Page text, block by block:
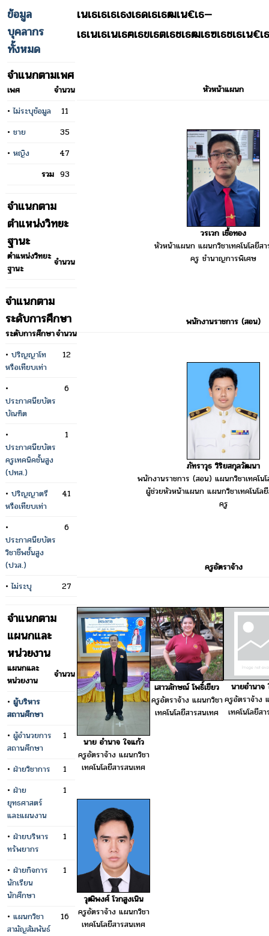
ข้อมูล
บุคลากร
ทั้งหมด
จำแนกตามเพศ
เพศ
จำนวน
•ไม่ระบุข้อมูล
11
• ชาย
35
• หญิง
47
รวม 93
จำแนกตาม
ตำแหน่งวิทยะ
ฐานะ
ตำแหน่งวิทยะ
ฐานะ
จำนวน
จำแนกตาม
ระดับการศึกษา
ระดับการศึกษาจำนวน
• ปริญญาโท
หรือเทียบเท่า
12
•
ประกาศนียบัตร
บัณฑิต
6
•
ประกาศนียบัตร
ครูเทคนิคชั้นสูง
(ปทส.)
1
• ปริญญาตรี
หรือเทียบเท่า
41
•
ประกาศนียบัตร
วิชาชีพชั้นสูง
(ปวส.)
6
•ไม่ระบุ 27
จำแนกตาม
แผนกและ
หน่วยงาน
แผนกและ
หน่วยงาน
จำนวน
• ผู้บริหาร
สถานศึกษา
• ผู้อำนวยการ
สถานศึกษา
1
• ฝ่ายวิชาการ
1
• ฝ่าย
ยุทธศาสตร์
และแผนงาน
1
• ฝ่ายบริหาร
ทรัพยากร
1
• ฝ่ายกิจการ
นักเรียน
นักศึกษา
1
• แผนกวิชา
สามัญสัมพันธ์
16
เนเธเธเธเธงเธดเธเธฒเน€เธ—
เธเนเธเนเธฅเธขเธตเธชเธฒเธฃเธชเธเน€
หัวหน้าแผนก
วรเวก เชื้อทอง
หัวหน้าแผนก แผนกวิชาเทคโนโลยีส
ครู ชำนาญการพิเศษ
พนักงานราชการ (สอน)
ภัทราวุธ วิริยสกุลวัฒนา
พนักงานราชการ (สอน) แผนกวิชาเทคโน
ผู้ช่วยหัวหน้าแผนก แผนกวิชาเทคโนโล
ครู
ครูอัตราจ้าง
นาย อำนาจ ใจแก้ว
ครูอัตราจ้าง แผนกวิชา
เทคโนโลยีสารสนเทศ
เสาวลักษณ์ โพธิ์เขียว
ครูอัตราจ้าง แผนกวิชา
เทคโนโลยีสารสนเทศ
นายอำนาจ
ครูอัตราจ้าง
เทคโนโลยีส
วุฒิพงศ์ โวกสูงเนิน
ครูอัตราจ้าง แผนกวิชา
เทคโนโลยีสารสนเทศ